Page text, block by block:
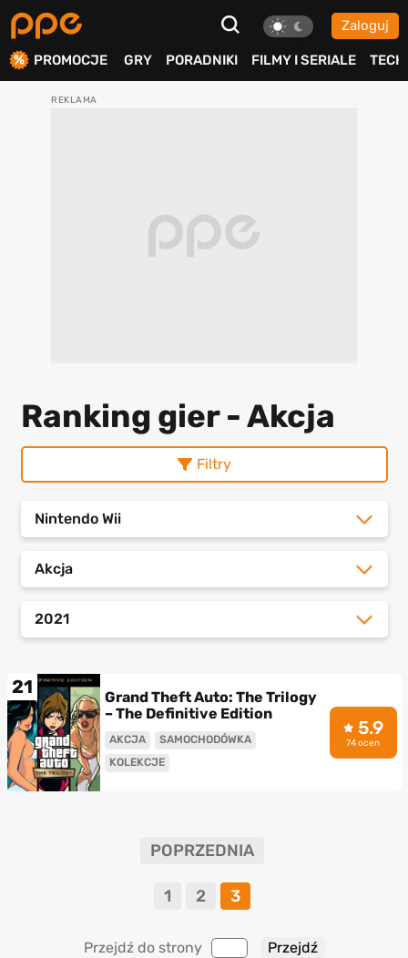
Zaloguj
PROMOCJE GRY PORADNIKI FILMY I SERIALE TECH
Ranking gier - Akcja
Filtry
Nintendo Wii
Akcja
2021
21
Grand Theft Auto: The Trilogy
– The Definitive Edition
AKCJA
SAMOCHODÓWKA
KOLEKCJE
5.9
74 ocen
POPRZEDNIA
1 2 3
Przejdź do strony